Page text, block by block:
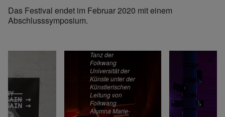
Das Festival endet im Februar 2020 mit einem
Abschlusssymposium.
Im Rahmen der
Tanz der
Folkwang
Universität der
Künste unter der
Künstlerischen
Leitung von
Folkwang
Alumna Marie-